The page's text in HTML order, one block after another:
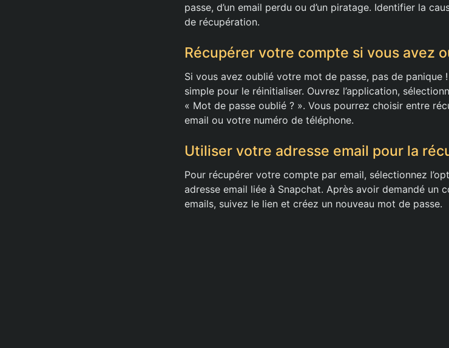
passe, d’un email perdu ou d’un piratage. Identifier la
de récupération.
Récupérer votre compte si vous avez
Si vous avez oublié votre mot de passe, pas de panique
simple pour le réinitialiser. Ouvrez l’application,
« Mot de passe oublié ? ». Vous pourrez choisir entre
email ou votre numéro de téléphone.
Utiliser votre adresse email pour la
Pour récupérer votre compte par email, sélectionnez
adresse email liée à Snapchat. Après avoir demandé un
emails, suivez le lien et créez un nouveau mot de passe.